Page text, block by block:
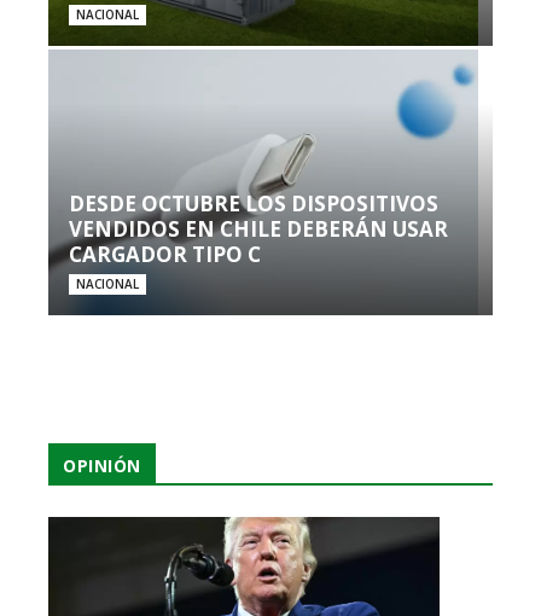
NACIONAL
DESDE OCTUBRE LOS DISPOSITIVOS
VENDIDOS EN CHILE DEBERÁN USAR
CARGADOR TIPO C
NACIONAL
OPINIÓN